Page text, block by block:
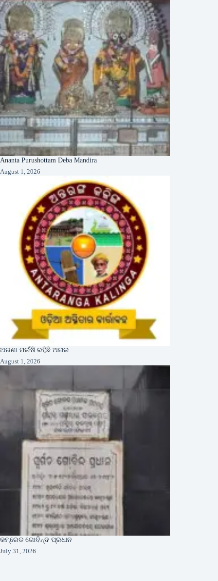
Ananta Purushottam Deba Mandira
August 1, 2026
ଅରଣା ମଇଁଷି ରହିଛି ଅନାଇ
August 1, 2026
କମ୍ରେଡ ଗୋବିନ୍ଦ ପ୍ରଧାନ
July 31, 2026